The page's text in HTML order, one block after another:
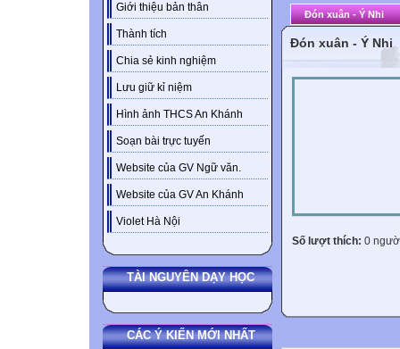
Giới thiệu bản thân
Thành tích
Chia sẻ kinh nghiệm
Lưu giữ kỉ niệm
Hình ảnh THCS An Khánh
Soạn bài trực tuyến
Website của GV Ngữ văn.
Website của GV An Khánh
Violet Hà Nội
TÀI NGUYÊN DẠY HỌC
CÁC Ý KIẾN MỚI NHẤT
Đón xuân - Ý Nhi
Đón xuân - Ý Nhi
Số lượt thích: 0